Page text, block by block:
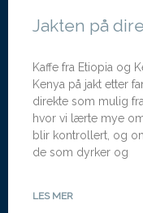
Jakten på
Kaffe fra Etiopia og
Kenya på jakt etter
direkte som mulig
hvor vi lærte mye
blir kontrollert, og
de som dyrker og
LES MER